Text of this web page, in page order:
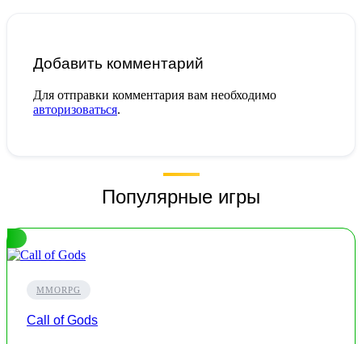
Добавить комментарий
Для отправки комментария вам необходимо
авторизоваться.
Популярные игры
MMORPG
Call of Gods